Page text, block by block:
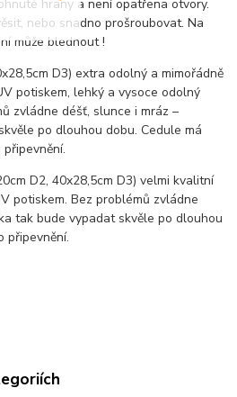
hrany a není opatřena otvory.
nebo snadno prošroubovat. Na
může blednout !
D3) extra odolný a mimořádně
potiskem, lehký a vysoce odolný
zvládne déšť, slunce i mráz –
po dlouhou dobu. Cedule má
připevnění.
D2, 40x28,5cm D3) velmi kvalitní
potiskem. Bez problémů zvládne
tak bude vypadat skvěle po dlouhou
připevnění.